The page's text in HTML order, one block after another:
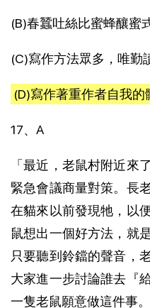
(B)春蠶吐絲比蜜蜂釀蜜
(C)寫作方法眾多，唯勤
(D)寫作著重作者自我
17、A
「最近，老鼠村附近來
緊急會議商量對策。長
在貓來以前發現牠，以
鼠想出一個好方法，就
只要聽到鈴鐺的聲音，
大家進一步討論誰去『
一隻老鼠願意做這件事。